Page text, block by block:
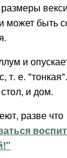
быть
и
т. е.
и дом.
разве что